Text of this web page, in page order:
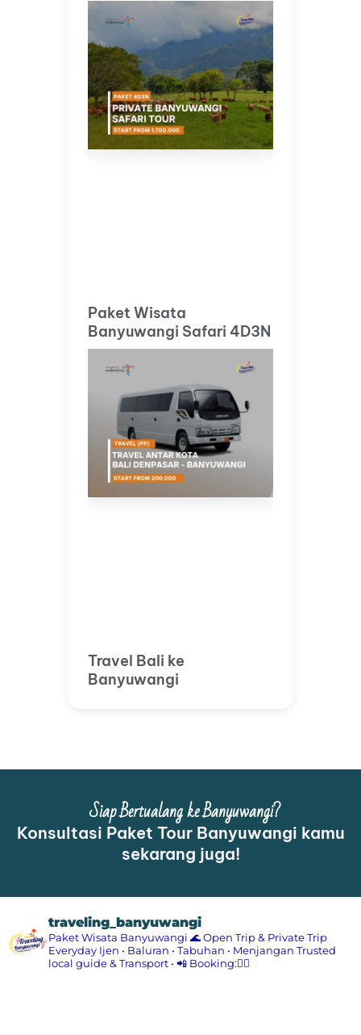
Paket Wisata
Banyuwangi Safari 4D3N
Travel Bali ke
Banyuwangi
Siap Bertualang ke Banyuwangi?
Konsultasi Paket Tour Banyuwangi kamu
sekarang juga!
traveling_banyuwangi
Paket Wisata Banyuwangi 🌊Open Trip & Private Trip
Everyday Ijen • Baluran • Tabuhan • Menjangan Trusted
local guide & Transport • 📲 Booking:👇🏻